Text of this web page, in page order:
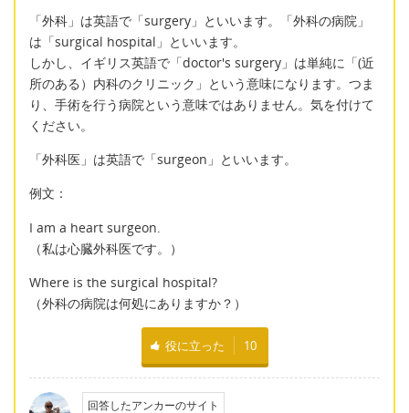
「外科」は英語で「surgery」といいます。「外科の病院」
は「surgical hospital」といいます。
しかし、イギリス英語で「doctor's surgery」は単純に「(近
所のある）内科のクリニック」という意味になります。つま
り、手術を行う病院という意味ではありません。気を付けて
ください。
「外科医」は英語で「surgeon」といいます。
例文：
I am a heart surgeon.
（私は心臓外科医です。）
Where is the surgical hospital?
（外科の病院は何処にありますか？）
役に立った 10
回答したアンカーのサイト